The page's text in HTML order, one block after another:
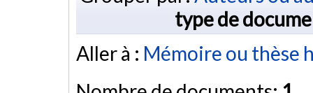
type de
Aller à : Mémoire ou thèse